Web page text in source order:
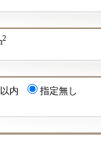
2
内 指定無し